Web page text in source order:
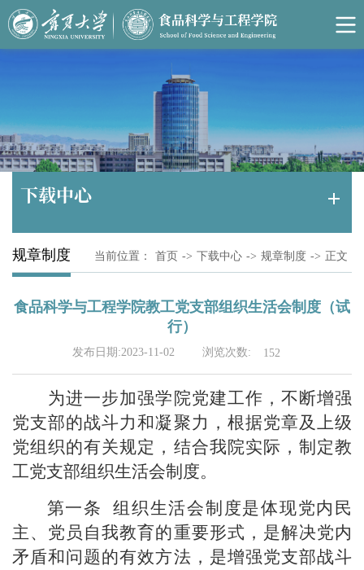
下载中心
规章制度 当前位置： 首页 -> 下载中心 -> 规章制度 -> 正文
食品科学与工程学院教工党支部组织生活会制度（试
行）
发布日期:2023-11-02 浏览次数: 152
为进一步加强学院党建工作，不断增强
党支部的战斗力和凝聚力，根据党章及上级
党组织的有关规定，结合我院实际，制定教
工党支部组织生活会制度。
第一条
组织生活会制度是体现党内民
主、党员自我教育的重要形式，是解决党内
矛盾和问题的有效方法，是增强党支部战斗